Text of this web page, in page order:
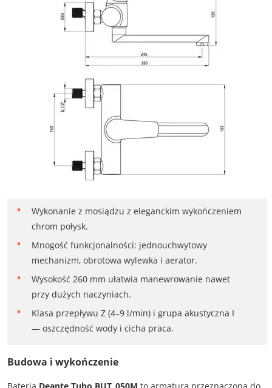
Wykonanie z mosiądzu z eleganckim wykończeniem
chrom połysk.
Mnogość funkcjonalności: jednouchwytowy
mechanizm, obrotowa wylewka i aerator.
Wysokość 260 mm ułatwia manewrowanie nawet
przy dużych naczyniach.
Klasa przepływu Z (4–9 l/min) i grupa akustyczna I
— oszczędność wody i cicha praca.
Budowa i wykończenie